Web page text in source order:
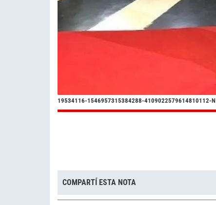
19534116-1546957315384288-4109022579614810112-N
COMPARTÍ ESTA NOTA